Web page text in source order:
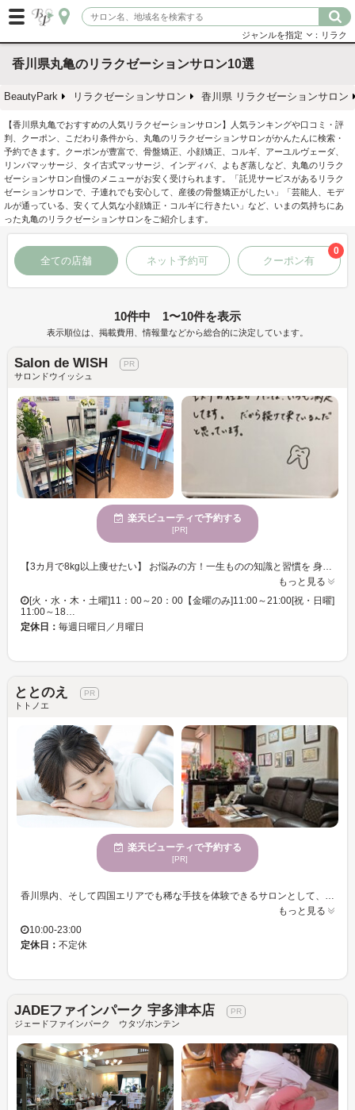
ジャンルを指定 ：リラク
香川県丸亀のリラクゼーションサロン10選
BeautyPark リラクゼーションサロン 香川県 リラクゼーションサロン
【香川県丸亀でおすすめの人気リラクゼーションサロン】人気ランキングや口コミ・評
判、クーポン、こだわり条件から、丸亀のリラクゼーションサロンがかんたんに検索・
予約できます。クーポンが豊富で、骨盤矯正、小顔矯正、コルギ、アーユルヴェーダ、
リンパマッサージ、タイ古式マッサージ、インディバ、よもぎ蒸しなど、丸亀のリラク
ゼーションサロン自慢のメニューがお安く受けられます。「託児サービスがあるリラク
ゼーションサロンで、子連れでも安心して、産後の骨盤矯正がしたい」「芸能人、モデ
ルが通っている、安くて人気な小顔矯正・コルギに行きたい」など、いまの気持ちにあ
った丸亀のリラクゼーションサロンをご紹介します。
全ての店舗 ネット予約可 クーポン有
0
10件中 1〜10件を表示
表示順位は、掲載費用、情報量などから総合的に決定しています。
Salon de WISH
サロンドウイッシュ
楽天ビューティで予約する
[PR]
【3カ月で8kg以上痩せたい】 お悩みの方！一生ものの知識と習慣を 身につけリバウンドしない体を手に入れませんか？ 世界一簡単なダイエットで、 あなたのお悩み解決に全力でサポート！！ 本気で悩んでいる人は本気で取り組みます！ ☑ダイエットしたいけれど挫折してしまう！ ☑痩せたいが運動嫌い！ ☑間食が多い！ ☑とにかく痩せたい！ 人生最後のダイエットプログラム 運動なし！好きな食事ができる！リバウンドほぼなし！ 食べてダイエットができるのです♪
もっと見る
[火・水・木・土曜]11：00～20：00【金曜のみ]11:00～21:00[祝・日曜]
11:00～18…
定休日： 毎週日曜日／月曜日
ととのえ
トトノエ
楽天ビューティで予約する
[PR]
香川県内、そして四国エリアでも稀な手技を体験できるサロンとして、今の場所丸亀市綾歌町にて13年間多くの方にご支持いただいています。特に中国で古来より受け継がれてきた「推拿（すいな）」は、あなたの身体に隠れていた疲れや不調を柔軟に整え、生き生きとした毎日をサポートします。この手技は、ただリラックスするだけではなく、その場で感じられる効果が多くの方に支持されています。また、台湾式の足つぼマッサージでは、内臓や体の中から健康を引き出す施術を提供。64箇所の反射区にアプローチし、血行を促進することでむくみを解消。施術後には軽やかな足取りを感じていただけるでしょう。さらに、酸素カプセルはクーラー付きでリラックスしながら、疲労回復やケガの治癒促進、健康増進、美肌への効果も期待できます。着替えずにそのままカプセル内で寝るだけで60分からご利用できます。電源もありスマホやPCなど持ち込む方も多く、お忙しい方にもぴったりです。心からくつろぎたい方や、新しい自分を発見したい方、ぜひお越しください。(酸素カプセルのご利用には禁忌事項があり、健康状態チェックリストをお読みいただきご署名をお願いしております。)
もっと見る
10:00-23:00
定休日： 不定休
JADEファインパーク 宇多津本店
ジェードファインパーク ウタヅホンテン